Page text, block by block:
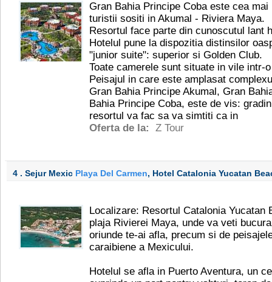
Gran Bahia Principe Coba este cea
turistii sositi in Akumal - Riviera Maya.
Resortul face parte din cunoscutul lant
Hotelul pune la dispozitia distinsilor
"junior suite": superior si Golden Club.
Toate camerele sunt situate in vile intr-
Peisajul in care este amplasat
Gran Bahia Principe Akumal, Gran
Bahia Principe Coba, este de vis:
resortul va fac sa va simtiti ca in
Oferta de la:
Z Tour
4 . Sejur Mexic Playa Del Carmen, Hotel Catalonia Yucatan
Localizare: Resortul Catalonia Yucatan
plaja Rivierei Maya, unde va veti
oriunde te-ai afla, precum si de
caraibiene a Mexicului.
Hotelul se afla in Puerto Aventura, un